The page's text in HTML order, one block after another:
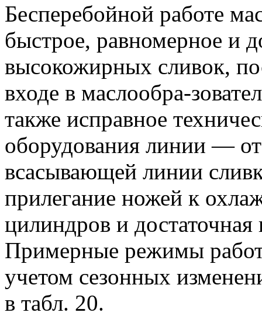
Бесперебойной работе
быстрое, равномерное и
высокожирных сливок,
входе в маслообра-
также исправное
оборудования линии —
всасывающей линии
прилегание ножей к
цилиндров и достаточная
Примерные режимы
учетом сезонных
в табл. 20.